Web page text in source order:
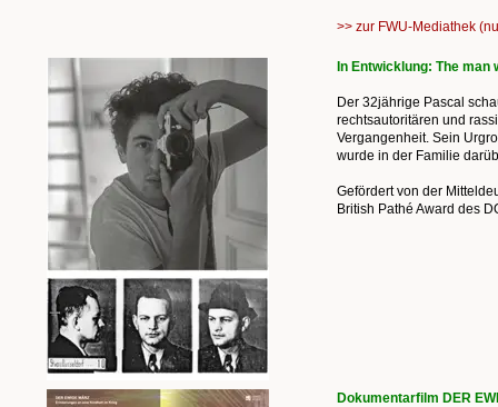
>> zur FWU-Mediathek
In Entwicklung: The man
Der 32jährige Pascal
rechtsautoritären und
Vergangenheit. Sein
wurde in der Familie
Gefördert von der
British Pathé Award des
Dokumentarfilm DER